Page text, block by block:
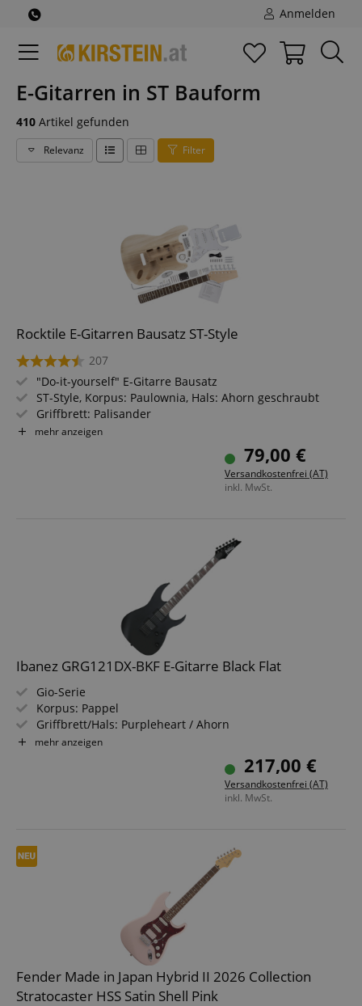
Anmelden
E-Gitarren in ST Bauform
410 Artikel gefunden
Relevanz Filter
Rocktile E-Gitarren Bausatz ST-Style
207
"Do-it-yourself" E-Gitarre Bausatz
ST-Style, Korpus: Paulownia, Hals: Ahorn geschraubt
Griffbrett: Palisander
Tonabnehmer: 3x Single Coil
Ein gewisses Maß an handwerklichem Geschick und
elektrotechnischem Grundwissen wird vorausgesetzt
mehr anzeigen
79,00 €
Versandkostenfrei (AT)
inkl. MwSt.
Ibanez GRG121DX-BKF E-Gitarre Black Flat
Gio-Serie
Korpus: Pappel
Griffbrett/Hals: Purpleheart / Ahorn
Tonabnehmer: 2x IBZ-6 Humbucker (HH)
mehr anzeigen
217,00 €
Versandkostenfrei (AT)
inkl. MwSt.
Fender Made in Japan Hybrid II 2026 Collection
Stratocaster HSS Satin Shell Pink